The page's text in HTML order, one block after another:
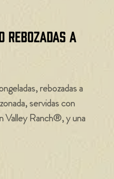
rebozadas a
rebozadas a
servidas con
Valley Ranch®, y una